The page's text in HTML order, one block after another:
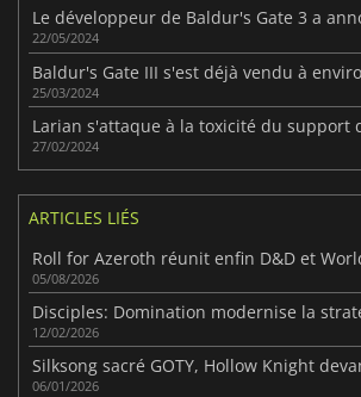
22/05/2024
25/03/2024
27/02/2024
ARTICLES LIÉS
05/08/2026
12/02/2026
06/01/2026